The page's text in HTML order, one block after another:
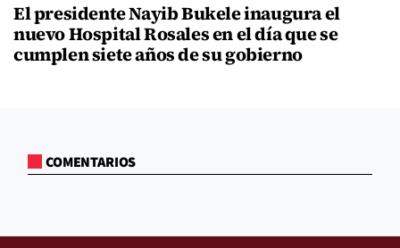
El presidente Nayib Bukele inaugura el
nuevo Hospital Rosales en el día que se
cumplen siete años de su gobierno
COMENTARIOS